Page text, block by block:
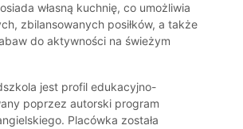
własną kuchnię, co umożliwia
zbilansowanych posiłków, a także
do aktywności na świeżym
jest profil edukacyjno-
poprzez autorski program
Placówka została